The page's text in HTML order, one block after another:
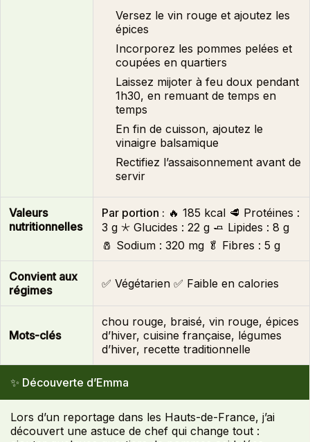
Versez le vin rouge et ajoutez les
épices
Incorporez les pommes pelées et
coupées en quartiers
Laissez mijoter à feu doux pendant
1h30, en remuant de temps en
temps
En fin de cuisson, ajoutez le
vinaigre balsamique
Rectifiez l’assaisonnement avant de
servir
Valeurs
nutritionnelles
Par portion : 🔥 185 kcal 🥩 Protéines :
3 g 🞯 Glucides : 22 g 🧈 Lipides : 8 g
🧂 Sodium : 320 mg 🥬 Fibres : 5 g
Convient aux
régimes
✅ Végétarien ✅ Faible en calories
Mots-clés
chou rouge, braisé, vin rouge, épices
d’hiver, cuisine française, légumes
d’hiver, recette traditionnelle
✨ Découverte d’Emma
Lors d’un reportage dans les Hauts-de-France, j’ai
découvert une astuce de chef qui change tout :